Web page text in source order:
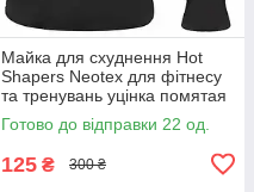
Майка для схуднення Hot
Shapers Neotex для фітнесу
та тренувань уцінка помятая
упаковка Розмір XXL
Готово до відправки 22 од.
125 ₴ 300 ₴